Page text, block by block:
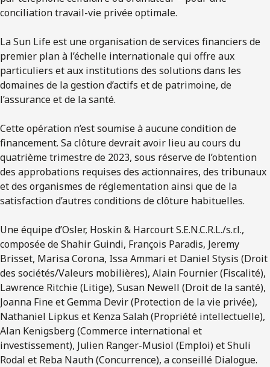
conciliation travail-vie privée optimale.
La Sun Life est une organisation de services financiers de
premier plan à l’échelle internationale qui offre aux
particuliers et aux institutions des solutions dans les
domaines de la gestion d’actifs et de patrimoine, de
l’assurance et de la santé.
Cette opération n’est soumise à aucune condition de
financement. Sa clôture devrait avoir lieu au cours du
quatrième trimestre de 2023, sous réserve de l’obtention
des approbations requises des actionnaires, des tribunaux
et des organismes de réglementation ainsi que de la
satisfaction d’autres conditions de clôture habituelles.
Une équipe d’Osler, Hoskin & Harcourt S.E.N.C.R.L./s.r.l.,
composée de Shahir Guindi, François Paradis, Jeremy
Brisset, Marisa Corona, Issa Ammari et Daniel Stysis (Droit
des sociétés/Valeurs mobilières), Alain Fournier (Fiscalité),
Lawrence Ritchie (Litige), Susan Newell (Droit de la santé),
Joanna Fine et Gemma Devir (Protection de la vie privée),
Nathaniel Lipkus et Kenza Salah (Propriété intellectuelle),
Alan Kenigsberg (Commerce international et
investissement), Julien Ranger-Musiol (Emploi) et Shuli
Rodal et Reba Nauth (Concurrence), a conseillé Dialogue.